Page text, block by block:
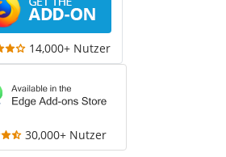
14,000+ Nutzer
30,000+ Nutzer